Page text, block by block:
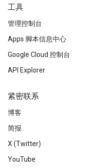
工具
管理控制台
Apps 脚本信息中心
Google Cloud 控制台
API Explorer
紧密联系
博客
简报
X (Twitter)
YouTube